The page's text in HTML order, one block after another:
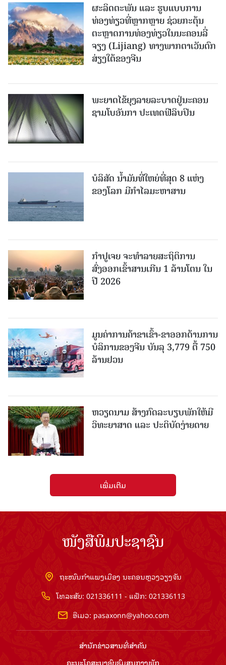
ຜະລິດຕະພັນ ແລະ ຮູບແບບການ
ທ່ອງທ່ຽວທີ່ຫຼາກຫຼາຍ ຊ່ວຍກະຕຸ້ນ
ຕະຫຼາດການທ່ອງທ່ຽວໃນນະຄອນລີ່
ຈຽງ (Lijiang) ທາງພາກຕາເວັນຕົກ
ສ່ຽງໃຕ້ຂອງຈີນ
ພະຍາດໄຂ້ຍຸງລາຍລະບາດຢູ່ນະຄອນ
ຊາມໂບ​ອັນກາ ປະເທດຟີລິບປິນ
ບໍລິສັດ ນ້ຳມັນທີ່ໃຫຍ່ທີ່ສຸດ 8 ແຫ່ງ
ຂອງໂລກ ມີກຳໄລມະຫາສານ
ກຳປູເຈຍ ຈະທຳລາຍສະຖິຕິການ
ສົ່ງອອກເຂົ້າສານເກີນ 1 ລ້ານໂຕນ ໃນ
ປີ 2026
ມູນຄ່າການຄ້າຂາເຂົ້າ-ຂາອອກດ້ານການ
ບໍລິການຂອງຈີນ ບັນລຸ 3,779 ຕື້ 750
ລ້ານຢວນ
ຫວຽດນາມ ສ້າງກົດລະບຽບພັກໃຫ້ມີ
ວິທະຍາສາດ ແລະ ປະຕິບັດງ່າຍດາຍ
ເພີ່ມເຕີມ
ໜັງສືພິມປະຊາຊົນ
ຖະໜົນກຳແພງເມືອງ ນະຄອນຫຼວງວຽງຈັນ
ໂທລະສັບ: 021336111 - ແຟັກ: 021336113
ອີເມວ: pasaxonn@yahoo.com
ສຳ​ນັກ​ຂ່າວ​ສານ​ທີ່​ສຳ​ຄັນ​
ຄະນະໂຄສະນາອົບຮົມ​ສູນ​ກາງ​ພັກ